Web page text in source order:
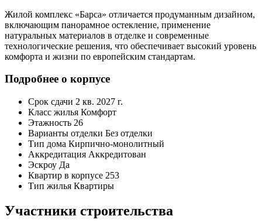
Жилой комплекс «Барса» отличается продуманным дизайном,
включающим панорамное остекление, применение
натуральных материалов в отделке и современные
технологические решения, что обеспечивает высокий уровень
комфорта и жизни по европейским стандартам.
Подробнее о корпусе
Срок сдачи 2 кв. 2027 г.
Класс жилья Комфорт
Этажность 26
Варианты отделки Без отделки
Тип дома Кирпично-монолитный
Аккредитация Аккредитован
Эскроу Да
Квартир в корпусе 253
Тип жилья Квартиры
Участники строительства